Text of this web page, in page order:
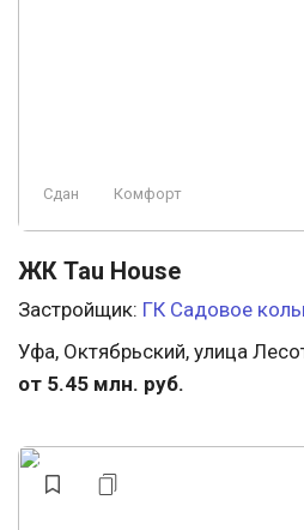
Сдан Комфорт
ЖК Tau House
Застройщик: ГК Садовое
Уфа, Октябрьский, улица
от 5.45 млн. руб.